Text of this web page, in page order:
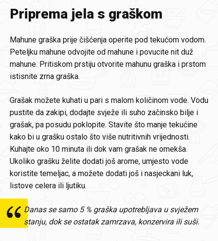
Priprema jela s graškom
Mahune graška prije čišćenja operite pod tekućom vodom.
Peteljku mahune odvojite od mahune i povucite nit duž
mahune. Pritiskom prstiju otvorite mahunu graška i prstom
istisnite zrna graška.
Grašak možete kuhati u pari s malom količinom vode. Vodu
pustite da zakipi, dodajte svježe ili suho začinsko bilje i
grašak, pa posudu poklopite. Stavite što manje tekućine
kako bi u grašku ostalo što više nutritivnih vrijednosti.
Kuhajte oko 10 minuta ili dok vam grašak ne omekša.
Ukoliko grašku želite dodati još arome, umjesto vode
koristite temeljac, a možete dodati još i nasjeckani luk,
listove celera ili ljutiku.
Danas se samo 5 % graška upotrebljava u svježem
stanju, dok se ostatak zamrzava, konzervira ili suši.